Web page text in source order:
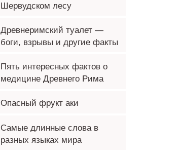
Шервудском лесу
Древнеримский туалет —
боги, взрывы и другие факты
Пять интересных фактов о
медицине Древнего Рима
Опасный фрукт аки
Самые длинные слова в
разных языках мира